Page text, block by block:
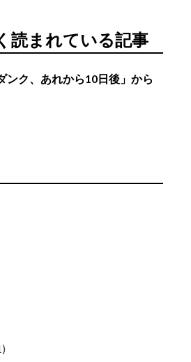
読まれている記事
ンク、あれから10日後」から